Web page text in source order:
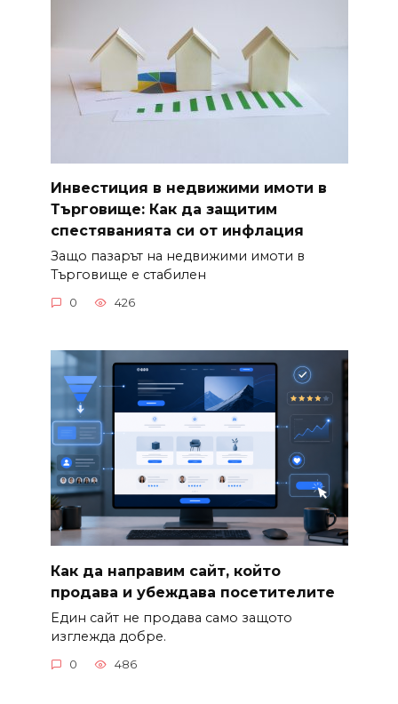
Инвестиция в недвижими имоти в
Търговище: Как да защитим
спестяванията си от инфлация
Защо пазарът на недвижими имоти в
Търговище е стабилен
0 426
Как да направим сайт, който
продава и убеждава посетителите
Един сайт не продава само защото
изглежда добре.
0 486